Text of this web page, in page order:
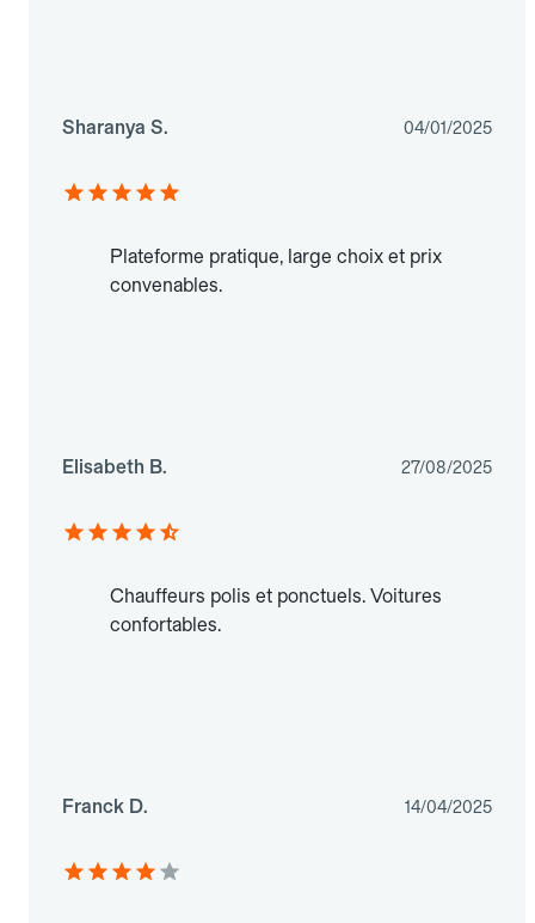
Sharanya S. 04/01/2025
Plateforme pratique, large choix et prix
convenables.
Elisabeth B. 27/08/2025
Chauffeurs polis et ponctuels. Voitures
confortables.
Franck D. 14/04/2025